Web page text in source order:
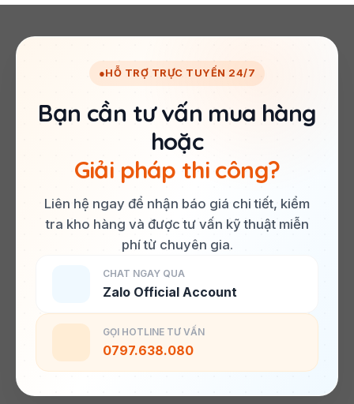
●HỖ TRỢ TRỰC TUYẾN 24/7
Bạn cần tư vấn mua hàng
hoặc
Giải pháp thi công?
Liên hệ ngay để nhận báo giá chi tiết, kiểm
tra kho hàng và được tư vấn kỹ thuật miễn
phí từ chuyên gia.
CHAT NGAY QUA
Zalo Official Account
GỌI HOTLINE TƯ VẤN
0797.638.080